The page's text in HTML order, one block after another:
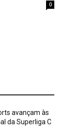
0
avançam às
da Superliga C